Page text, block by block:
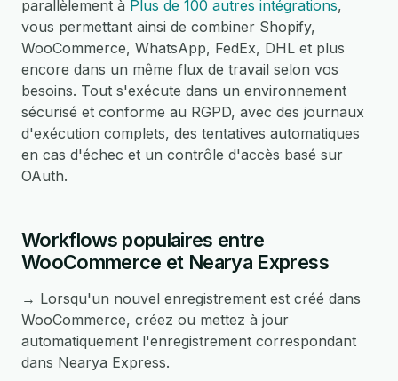
parallèlement à Plus de 100 autres intégrations,
vous permettant ainsi de combiner Shopify,
WooCommerce, WhatsApp, FedEx, DHL et plus
encore dans un même flux de travail selon vos
besoins. Tout s'exécute dans un environnement
sécurisé et conforme au RGPD, avec des journaux
d'exécution complets, des tentatives automatiques
en cas d'échec et un contrôle d'accès basé sur
OAuth.
Workflows populaires entre
WooCommerce et Nearya Express
→ Lorsqu'un nouvel enregistrement est créé dans
WooCommerce, créez ou mettez à jour
automatiquement l'enregistrement correspondant
dans Nearya Express.